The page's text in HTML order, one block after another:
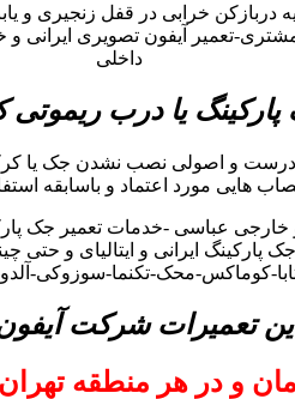
دربازکن خرابی در قفل زنجیری
تعمیر آیفون تصویری ایرانی
داخلی
یا درب
و اصولی نصب نشدن جک یا
هایی مورد اعتماد و باسابقه
عباسی -خدمات تعمیر جک
پارکینگ ایرانی و ایتالیای و
تابا-کوماکس-محک-تکنما-سوزوکی-
تعمیرات شرکت
و در هر منطقه